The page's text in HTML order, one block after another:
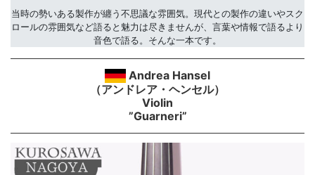
当時の勢いある製作が纏う不思議な雰囲気。現代との製作の違いやスク
ロールの雰囲気など語ると魅力は尽きませんが、言葉や情報で語るより
音色で語る。そんな一本です。
Andrea Hansel
（アンドレア・ヘンセル）
Violin
”Guarneri”